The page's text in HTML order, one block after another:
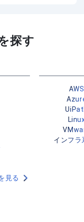
探す
見る
AWS
インフラ